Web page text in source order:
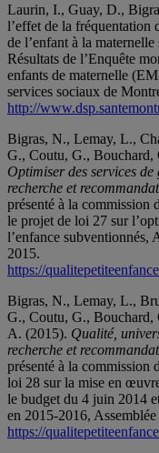
Laurin, I., Guay, D.,
l’effet de la fréquentation
de l’enfant à la
Résultats de l’Enquête
enfants de maternelle
services sociaux de
http://
Bigras, N., Lemay, L.,
G., Coutu, G., Bouchard,
Optimiser des services
recherche et
présenté à la commission
le projet de loi 27 sur
l’enfance subventionnés,
2015.
https://
Bigras, N., Lemay, L.,
G., Coutu, G., Bouchard,
A. (2015). Qualité,
recherche et
présenté à la commission
loi 28 sur la mise en
le budget du 4 juin 2014
en 2015-2016,
https://